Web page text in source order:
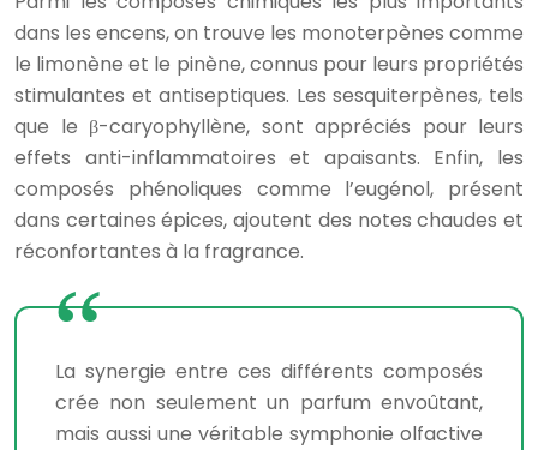
dans les encens, on trouve les monoterpènes comme
le limonène et le pinène, connus pour leurs propriétés
stimulantes et antiseptiques. Les sesquiterpènes, tels
que le β-caryophyllène, sont appréciés pour leurs
effets anti-inflammatoires et apaisants. Enfin, les
composés phénoliques comme l’eugénol, présent
dans certaines épices, ajoutent des notes chaudes et
réconfortantes à la fragrance.
La synergie entre ces différents composés
crée non seulement un parfum envoûtant,
mais aussi une véritable symphonie olfactive